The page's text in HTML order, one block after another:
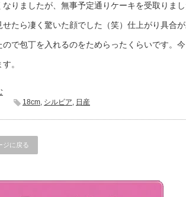
なりましたが、無事予定通りケーキを受取りま
せたら凄く驚いた顔でした（笑）仕上がり具合
ので包丁を入れるのをためらったくらいです。
。
18cm, シルビア, 日産
ジに戻る